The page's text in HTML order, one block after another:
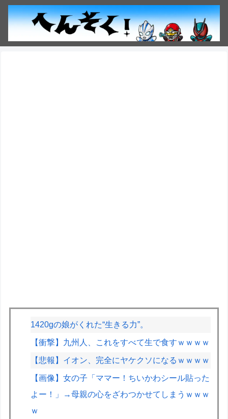
1420gの娘がくれた“生きる力”。
【衝撃】九州人、これをすべて生で食すｗｗｗｗ
【悲報】イオン、完全にヤケクソになるｗｗｗｗ
【画像】女の子「ママー！ちいかわシール貼った
よー！」→母親の心をざわつかせてしまうｗｗｗ
ｗ